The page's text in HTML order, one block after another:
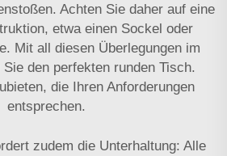
Achten Sie daher auf eine
etwa einen Sockel oder
Mit all diesen Überlegungen im
den perfekten runden Tisch.
die Ihren Anforderungen
entsprechen.
zudem die Unterhaltung: Alle